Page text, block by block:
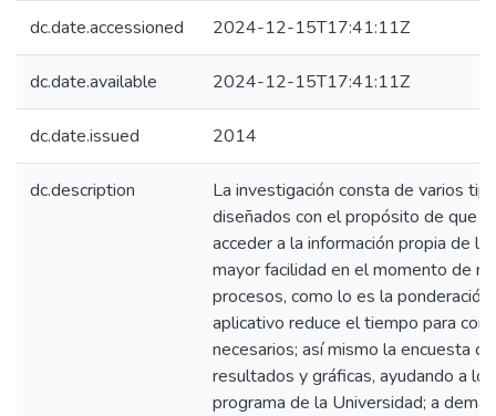
dc.date.accessioned 2024-12-15T17:41:11Z
dc.date.available 2024-12-15T17:41:11Z
dc.date.issued 2014
dc.description
La investigación consta de varios
diseñados con el propósito de que
acceder a la información propia de
mayor facilidad en el momento de
procesos, como lo es la
aplicativo reduce el tiempo para
necesarios; así mismo la encuesta
resultados y gráficas, ayudando a
programa de la Universidad; a